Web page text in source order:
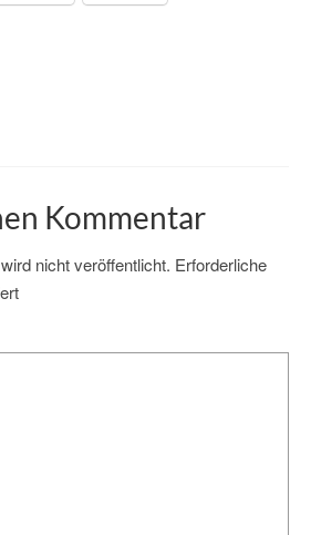
Kommentar
nicht veröffentlicht. Erforderliche